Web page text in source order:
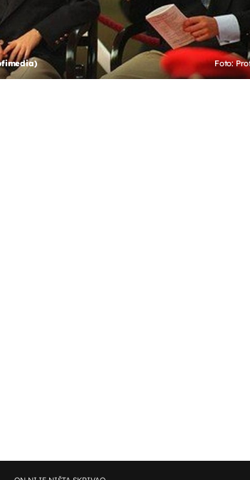
Foto: